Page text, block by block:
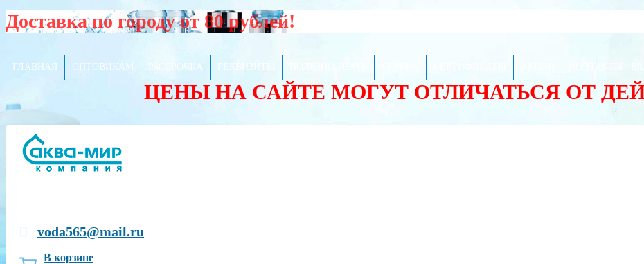
Доставка по городу от 80 рублей!
ГЛАВНАЯ ОПТОВИКАМ РАССРОЧКА РЕКВИЗИТЫ
ЦЕНЫ НА САЙТЕ МОГУТ ОТЛИЧАТЬСЯ ОТ
voda565@mail.ru
В корзине